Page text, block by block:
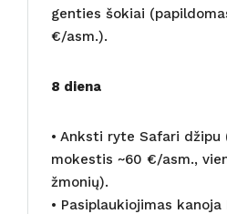
genties šokiai
€/asm.).
8 diena
• Anksti ryte Safari džipu
mokestis ~60 €/asm.,
žmonių).
• Pasiplaukiojimas kanoja